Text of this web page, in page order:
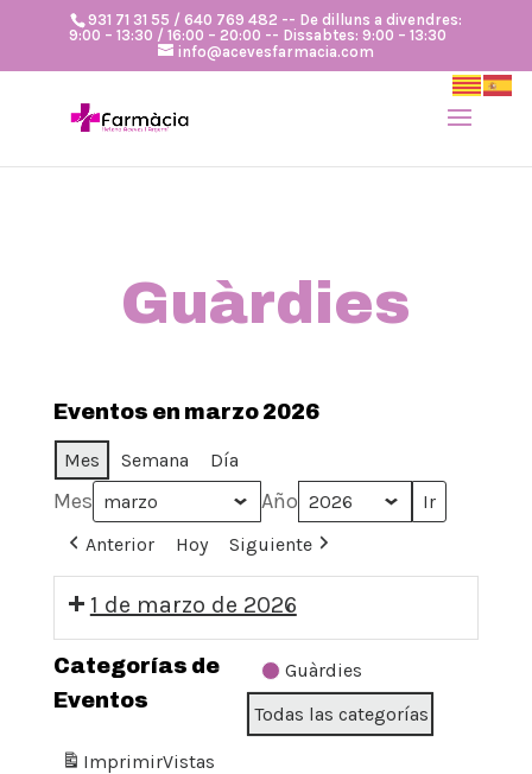
931 71 31 55 / 640 769 482 -- De dilluns a divendres:
9:00 – 13:30 / 16:00 – 20:00 -- Dissabtes: 9:00 – 13:30
info@acevesfarmacia.com
Guàrdies
Eventos en marzo 2026
Mes Semana Día
Mes Año
Anterior Hoy Siguiente
1 de marzo de 2026
09:00:
GUÀRDIA
Categorías de
Eventos
Guàrdies
Todas las categorías
ImprimirVistas